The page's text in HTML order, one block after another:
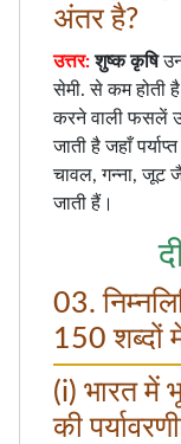
अंतर है?
उत्तर: शुष्क कृषिउन
सेमी. से कम होती
करने वाली फसलें
जाती है जहाँ
चावल, गन्ना, जूट
जाती हैं।
03.
150 शब्दों
(i) भारत में
की